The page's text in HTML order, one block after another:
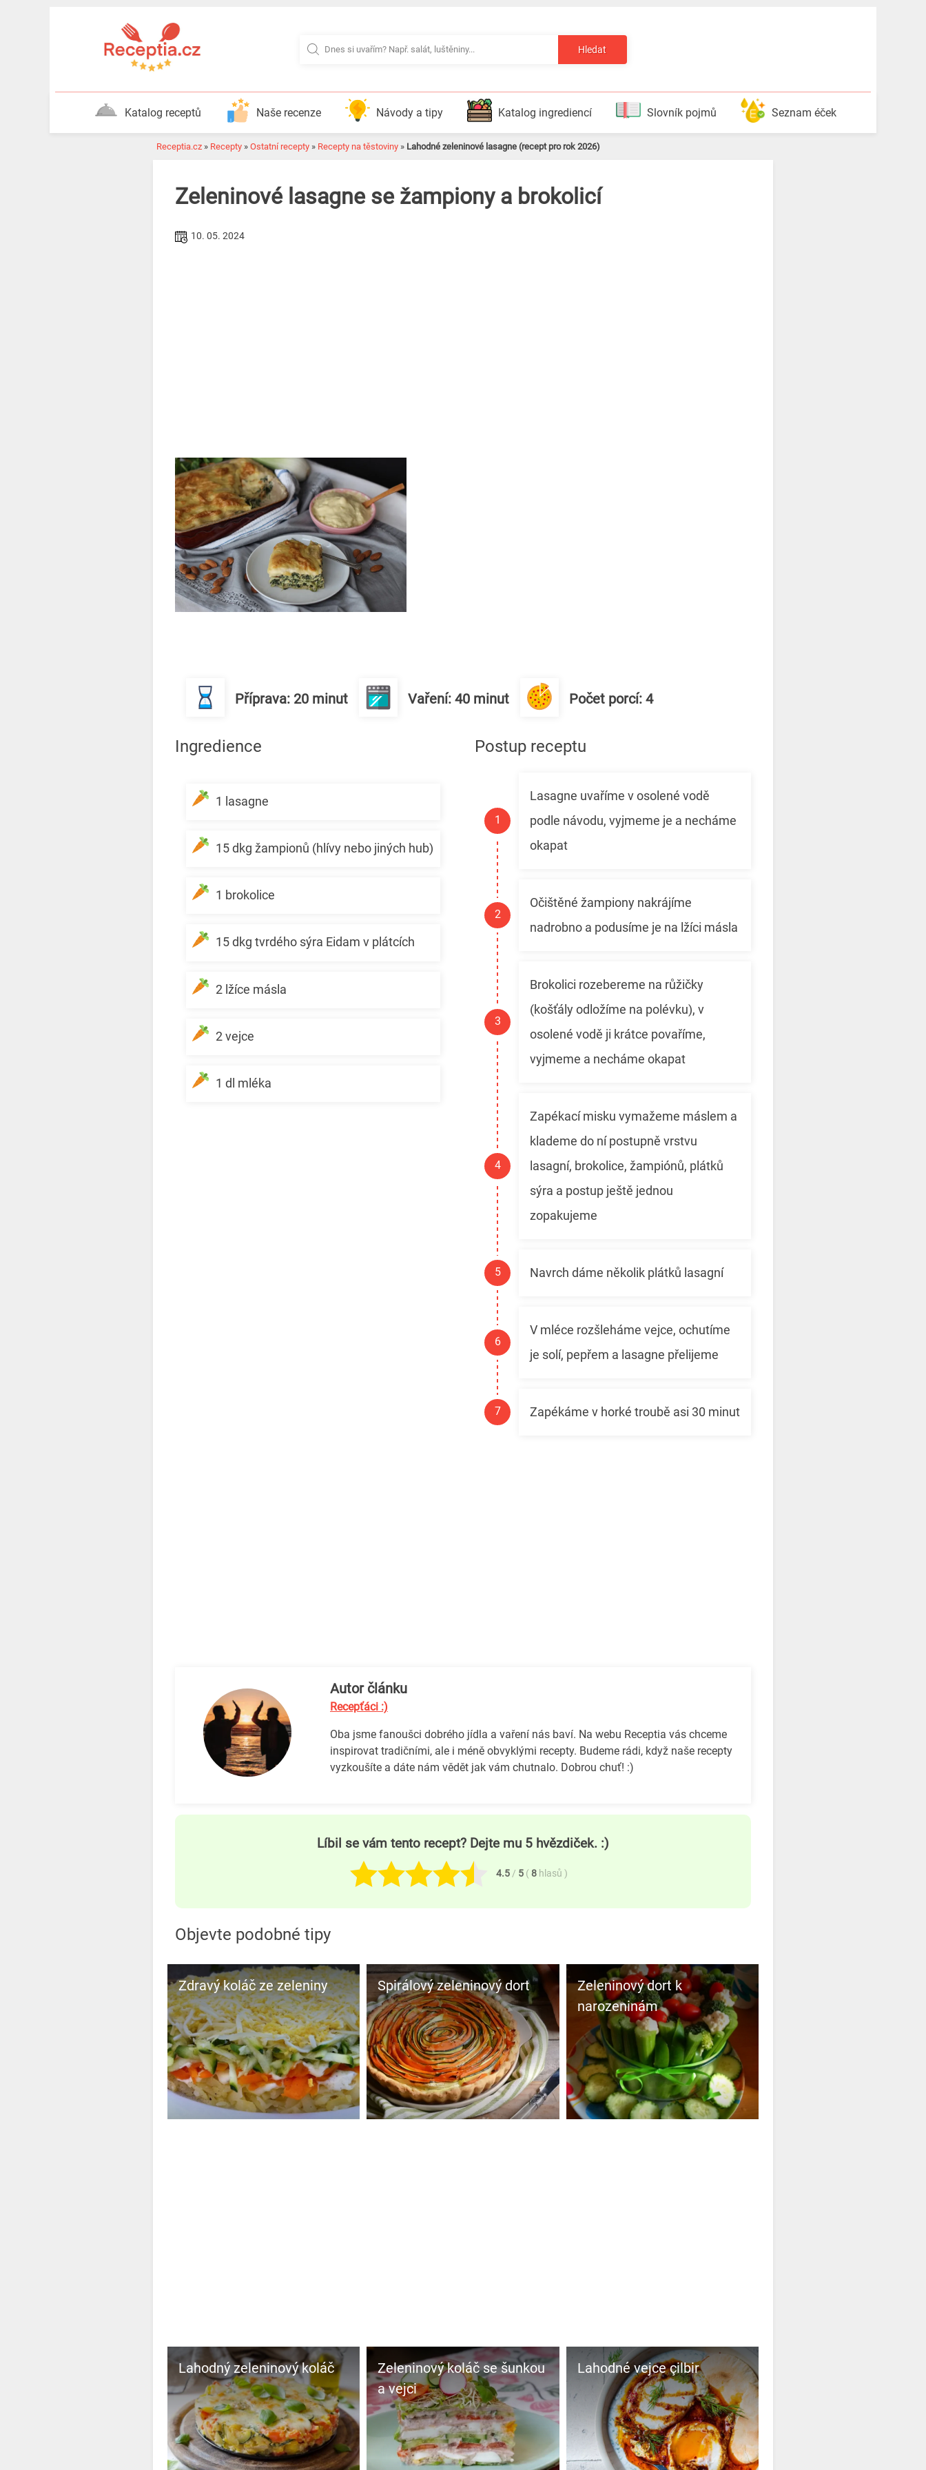
Hledat
Katalog receptů Naše recenze Návody a tipy Katalog ingrediencí Slovník pojmů Seznam éček
Receptia.cz » Recepty » Ostatní recepty » Recepty na těstoviny » Lahodné zeleninové lasagne (recept pro rok 2026)
Zeleninové lasagne se žampiony a brokolicí
10. 05. 2024
Příprava: 20 minut Vaření: 40 minut Počet porcí: 4
Ingredience
1 lasagne
15 dkg žampionů (hlívy nebo jiných hub)
1 brokolice
15 dkg tvrdého sýra Eidam v plátcích
2 lžíce másla
2 vejce
1 dl mléka
Postup receptu
Lasagne uvaříme v osolené vodě
podle návodu, vyjmeme je a necháme
okapat
Očištěné žampiony nakrájíme
nadrobno a podusíme je na lžíci másla
Brokolici rozebereme na růžičky
(košťály odložíme na polévku), v
osolené vodě ji krátce povaříme,
vyjmeme a necháme okapat
Zapékací misku vymažeme máslem a
klademe do ní postupně vrstvu
lasagní, brokolice, žampiónů, plátků
sýra a postup ještě jednou
zopakujeme
Navrch dáme několik plátků lasagní
V mléce rozšleháme vejce, ochutíme
je solí, pepřem a lasagne přelijeme
Zapékáme v horké troubě asi 30 minut
Autor článku
Recepťáci :)
Oba jsme fanoušci dobrého jídla a vaření nás baví. Na webu Receptia vás chceme
inspirovat tradičními, ale i méně obvyklými recepty. Budeme rádi, když naše recepty
vyzkoušíte a dáte nám vědět jak vám chutnalo. Dobrou chuť! :)
Líbil se vám tento recept? Dejte mu 5 hvězdiček. :)
4.5/ 5 (8 hlasů )
Objevte podobné tipy
Zdravý koláč ze zeleniny Spirálový zeleninový dort
Zeleninový dort k
narozeninám
Lahodný zeleninový koláč
Zeleninový koláč se šunkou
a vejci
Lahodné vejce çilbir